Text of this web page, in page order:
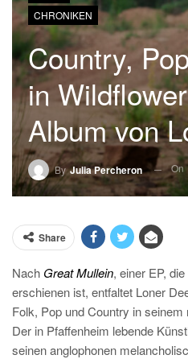
CHRONIKEN
Country,
in
Album von
ByJulia Percheron On
Share
Nach Great Mullein, einer EP,
erschienen ist, entfaltet Loner
Folk, Pop und Country in seinem
Der in Pfaffenheim lebende
seinen anglophonen